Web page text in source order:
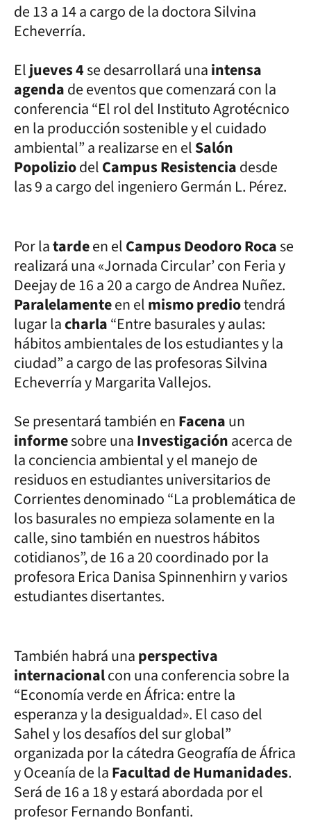
de 13 a 14 a cargo de la doctora Silvina
Echeverría.
Eljueves 4se desarrollará unaintensa
agendade eventos que comenzará con la
conferencia “El rol del Instituto Agrotécnico
en la producción sostenible y el cuidado
ambiental” a realizarse en elSalón
PopoliziodelCampus Resistenciadesde
las 9 a cargo del ingeniero Germán L. Pérez.
Por latardeen elCampus Deodoro Rocase
realizará una «Jornada Circular’ con Feria y
Deejay de 16 a 20 a cargo de Andrea Nuñez.
Paralelamenteen elmismo prediotendrá
lugar lacharla“Entre basurales y aulas:
hábitos ambientales de los estudiantes y la
ciudad” a cargo de las profesoras Silvina
Echeverría y Margarita Vallejos.
Se presentará también enFacenaun
informesobre unaInvestigaciónacerca de
la conciencia ambiental y el manejo de
residuos en estudiantes universitarios de
Corrientes denominado “La problemática de
los basurales no empieza solamente en la
calle, sino también en nuestros hábitos
cotidianos”, de 16 a 20 coordinado por la
profesora Erica Danisa Spinnenhirn y varios
estudiantes disertantes.
También habrá unaperspectiva
internacionalcon una conferencia sobre la
“Economía verde en África: entre la
esperanza y la desigualdad». El caso del
Sahel y los desafíos del sur global”
organizada por la cátedra Geografía de África
y Oceanía de laFacultad de Humanidades.
Será de 16 a 18 y estará abordada por el
profesor Fernando Bonfanti.